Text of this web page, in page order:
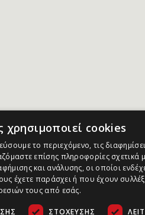
χρησιμοποιεί cookies
το περιεχόμενο, τις
επίσης πληροφορίες σχετικά
και ανάλυσης, οι οποίοι
έχετε παράσχει ή που έχουν
τους από εσάς.
ΣΤΌΧΕΥΣΗΣ